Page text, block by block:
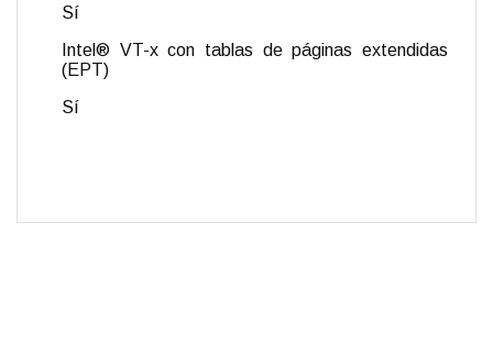
Sí
Intel® VT-x con tablas de páginas extendidas
(EPT)
Sí